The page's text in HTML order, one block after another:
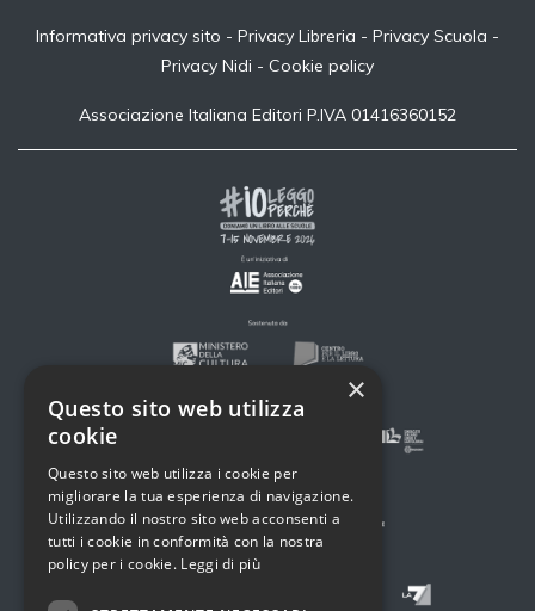
Informativa privacy sito - Privacy Libreria - Privacy Scuola -
Privacy Nidi - Cookie policy
Associazione Italiana Editori P.IVA 01416360152
×
Questo sito web utilizza
cookie
Questo sito web utilizza i cookie per
migliorare la tua esperienza di navigazione.
Utilizzando il nostro sito web acconsenti a
tutti i cookie in conformità con la nostra
policy per i cookie. Leggi di più